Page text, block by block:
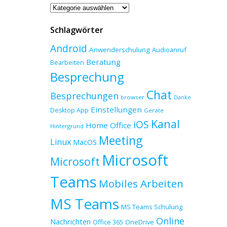
Beitragskategorien
Schlagwörter
Android Anwenderschulung Audioanruf
Bearbeiten Beratung
Besprechung
Besprechungen browser Chat Danke
Desktop App Einstellungen Geräte
Hintergrund Home Office iOS Kanal
Linux MacOS Meeting
Microsoft Microsoft
Teams Mobiles Arbeiten
MS Teams MS Teams Schulung
Nachrichten Office 365 OneDrive Online